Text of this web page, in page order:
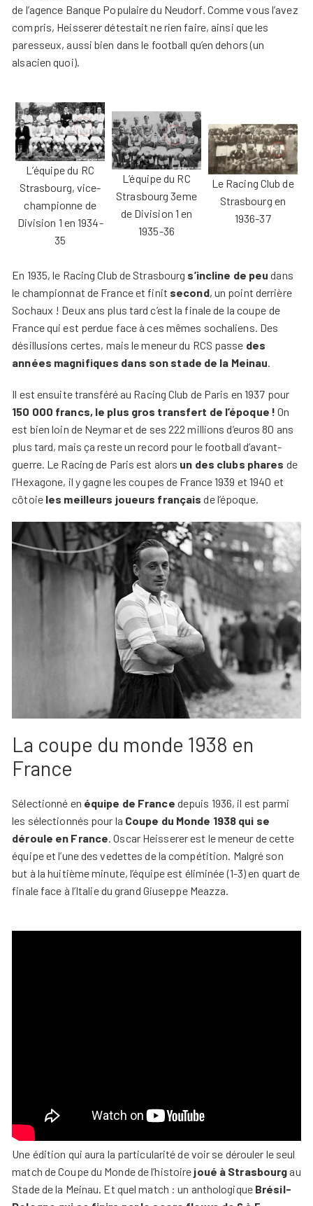
de l’agence Banque Populaire du Neudorf. Comme vous l’avez
compris, Heisserer détestait ne rien faire, ainsi que les
paresseux, aussi bien dans le football qu’en dehors (un
alsacien quoi).
L’équipe du RC
Strasbourg, vice-
championne de
Division 1 en 1934-
35
L’équipe du RC
Strasbourg 3eme
de Division 1 en
1935-36
Le Racing Club de
Strasbourg en
1936-37
En 1935, le Racing Club de Strasbourg s’incline de peu dans
le championnat de France et finit second, un point derrière
Sochaux ! Deux ans plus tard c’est la finale de la coupe de
France qui est perdue face à ces mêmes sochaliens. Des
désillusions certes, mais le meneur du RCS passe des
années magnifiques dans son stade de la Meinau
Il est ensuite transféré au Racing Club de Paris en 1937 pour
150 000 francs, le plus gros transfert de l’époque ! On
est bien loin de Neymar et de ses 222 millions d’euros 80 ans
plus tard, mais ça reste un record pour le football d’avant-
guerre. Le Racing de Paris est alors un des clubs phares de
l’Hexagone, il y gagne les coupes de France 1939 et 1940 et
côtoieles meilleurs joueurs français de l’époque.
La coupe du monde 1938 en
France
Sélectionné en équipe de France depuis 1936, il est parmi
les sélectionnés pour la Coupe du Monde 1938 qui se
déroule en France. Oscar Heisserer est le meneur de cette
équipe et l’une des vedettes de la compétition. Malgré son
but à la huitième minute, l’équipe est éliminée (1-3) en quart de
finale face à l’Italie du grand Giuseppe Meazza.
Une édition qui aura la particularité de voir se dérouler le seul
match de Coupe du Monde de l’histoire joué à Strasbourg au
Stade de la Meinau. Et quel match : un anthologique Brésil-